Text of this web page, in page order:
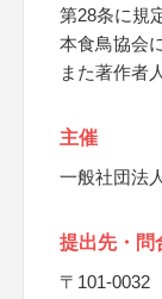
第28条に規
本食鳥協会
また著作者
主催
一般社団法
提出先・問
〒101-0032